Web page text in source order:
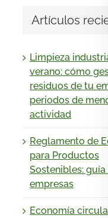
Artículos
Limpieza
verano: cómo
residuos de tu
periodos de
actividad
Reglamento de
para Productos
Sostenibles: guía
empresas
Economía